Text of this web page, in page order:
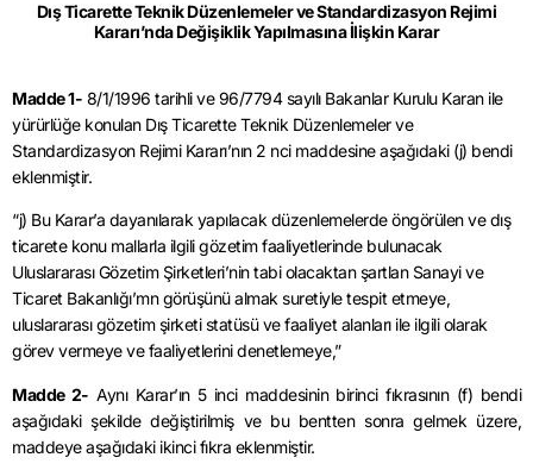
Dış Ticarette Teknik Düzenlemeler ve Standardizasyon Rejimi
Kararı’nda Değişiklik Yapılmasınaİlişkin Karar
Madde 1- 8/1/1996 tarihli ve 96/7794 sayılı Bakanlar Kurulu Karan ile
yürürlüğe konulan Dış Ticarette Teknik Düzenlemeler ve
Standardizasyon Rejimi Kararı’nın 2 nci maddesine aşağıdaki (j) bendi
eklenmiştir.
“j) Bu Karar’a dayanılarak yapılacak düzenlemelerde öngörülen ve dış
ticarete konu mallarla ilgili gözetim faaliyetlerinde bulunacak
Uluslararası Gözetim Şirketleri’nin tabi olacaktan şartlan Sanayi ve
Ticaret Bakanlığı’mn görüşünü almak suretiyle tespit etmeye,
uluslararası gözetim şirketi statüsü ve faaliyet alanları ile ilgili olarak
görev vermeye ve faaliyetlerini denetlemeye,”
Madde 2- Aynı Karar’ın 5 inci maddesinin birinci fıkrasının (f) bendi
aşağıdaki şekilde değiştirilmiş ve bu bentten sonra gelmek üzere,
maddeye aşağıdaki ikinci fıkra eklenmiştir.